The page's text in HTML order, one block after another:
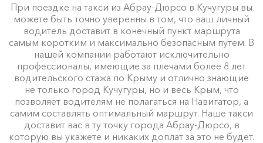
При поездке на такси из Абрау-Дюрсо в Кучугуры вы
можете быть точно уверенны в том, что ваш личный
водитель доставит в конечный пункт маршрута
самым коротким и максимально безопасным путем. В
нашей компании работают исключительно
профессионалы, имеющие за плечами более 8 лет
водительского стажа по Крыму и отлично знающие
не только город Кучугуры, но и весь Крым, что
позволяет водителям не полагаться на Навигатор, а
самим составлять оптимальный маршрут. Наше такси
доставит вас в ту точку города Абрау-Дюрсо, в
которую вы укажете и никаких доплат за это не будет.